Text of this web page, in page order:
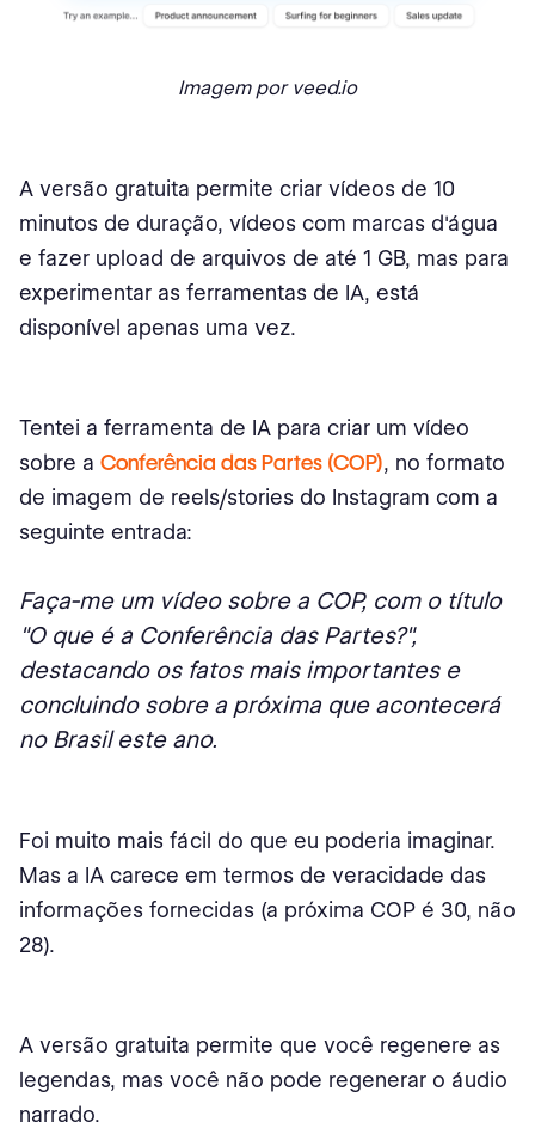
Imagem por veed.io
A versão gratuita permite criar vídeos de 10
minutos de duração, vídeos com marcas d'água
e fazer upload de arquivos de até 1 GB, mas para
experimentar as ferramentas de IA, está
disponível apenas uma vez.
Tentei a ferramenta de IA para criar um vídeo
sobre a Conferência das Partes (COP), no formato
de imagem de reels/stories do Instagram com a
seguinte entrada:
Faça-me um vídeo sobre a COP, com o título
"O que é a Conferência das Partes?",
destacando os fatos mais importantes e
concluindo sobre a próxima que acontecerá
no Brasil este ano.
Foi muito mais fácil do que eu poderia imaginar.
Mas a IA carece em termos de veracidade das
informações fornecidas (a próxima COP é 30, não
28).
A versão gratuita permite que você regenere as
legendas, mas você não pode regenerar o áudio
narrado.